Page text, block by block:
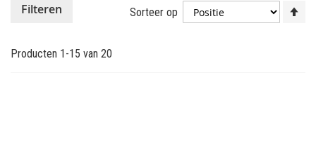
Producten 1 -15 van 20
Sorteer op
Filteren